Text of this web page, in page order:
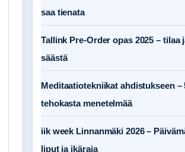
saa tienata
Tallink Pre-Order opas 2025 – tilaa
säästä
Meditaatiotekniikat ahdistukseen –
tehokasta menetelmää
iik week Linnanmäki 2026 –
liput ja ikäraja